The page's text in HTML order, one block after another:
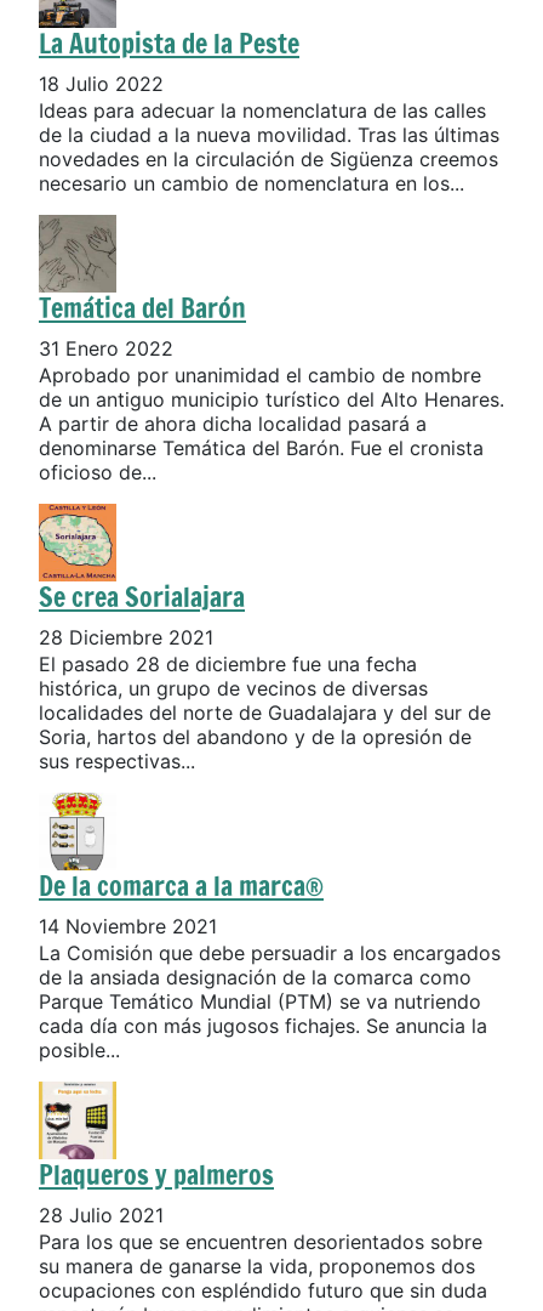
La Autopista de la Peste
18 Julio 2022
Ideas para adecuar la nomenclatura de las calles
de la ciudad a la nueva movilidad. Tras las últimas
novedades en la circulación de Sigüenza creemos
necesario un cambio de nomenclatura en los...
Temática del Barón
31 Enero 2022
Aprobado por unanimidad el cambio de nombre
de un antiguo municipio turístico del Alto Henares.
A partir de ahora dicha localidad pasará a
denominarse Temática del Barón. Fue el cronista
oficioso de...
Se crea Sorialajara
28 Diciembre 2021
El pasado 28 de diciembre fue una fecha
histórica, un grupo de vecinos de diversas
localidades del norte de Guadalajara y del sur de
Soria, hartos del abandono y de la opresión de
sus respectivas...
De la comarca a la marca®
14 Noviembre 2021
La Comisión que debe persuadir a los encargados
de la ansiada designación de la comarca como
Parque Temático Mundial (PTM) se va nutriendo
cada día con más jugosos fichajes. Se anuncia la
posible...
Plaqueros y palmeros
28 Julio 2021
Para los que se encuentren desorientados sobre
su manera de ganarse la vida, proponemos dos
ocupaciones con espléndido futuro que sin duda